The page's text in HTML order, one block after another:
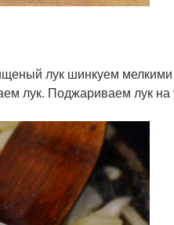
лук шинкуем мелкими
лук. Поджариваем лук